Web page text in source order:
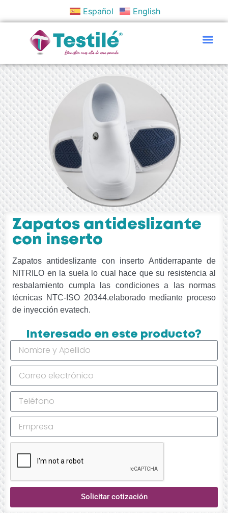
English
Español
Zapatos antideslizante
con inserto
Zapatos antideslizante con inserto Antiderrapante de
NITRILO en la suela lo cual hace que su resistencia al
resbalamiento cumpla las condiciones a las normas
técnicas NTC-ISO 20344.elaborado mediante proceso
de inyección evatech.
Interesado en este producto?
Solicitar cotización